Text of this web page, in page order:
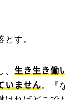
す。
生き生き働
いません。『